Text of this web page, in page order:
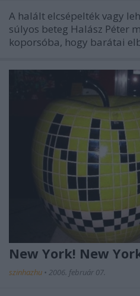
A halált elcsépelték vagy
súlyos beteg Halász Péter
koporsóba, hogy barátai
New York! New
szinhazhu • 2006. február 07.